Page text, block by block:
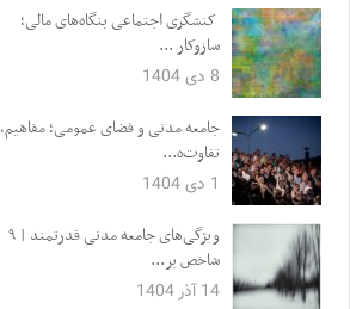
کنشگری اجتماعی بنگاه‌های مالی؛
سازوکار ...
8 دی 1404
جامعه مدنی و فضای عمومی؛ مفاهیم،
تفاوت‌ه...
1 دی 1404
ویژگی‌های جامعه مدنی قدرتمند | ۹
شاخص بر...
14 آذر 1404